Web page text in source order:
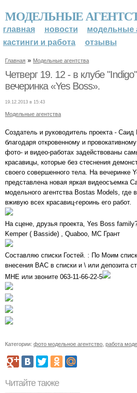
МОДЕЛЬНЫЕ
главная новости
модельные
кастинги и работа
отзывы
Главная » Модельные агентства
Четверг 19. 12 - в клубе
вечеринка «Yes Boss».
19.12.2013 в 15:43
Модельные агентства
Создатель и руководитель проекта - Саид
благодаря откровенному и
фото- и видео-работах задействованы
красавицы, которые без стеснения
своего совершенного тела. На вечеринке
представлена новая яркая видеосъемка
модельного агентства Bostas Models, где
вживую всех красавиц-героинь его работ.
На сцене, друзья проекта, Yes Boss
Kemper ( Basside) , Quaboo, MC Грант
Составляю списки Гостей. : По Моим
внесения ВАС в списки и \ или депозита
МНЕ или звоните 063-11-66-22-5
Категории: фото модельное агентство работа
Читайте также